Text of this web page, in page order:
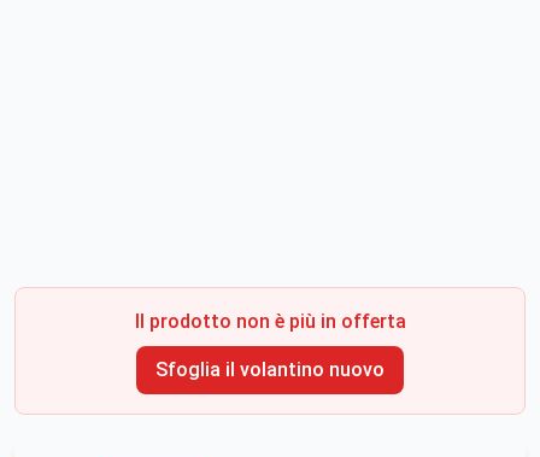
Il prodotto non è più in offerta
Sfoglia il volantino nuovo